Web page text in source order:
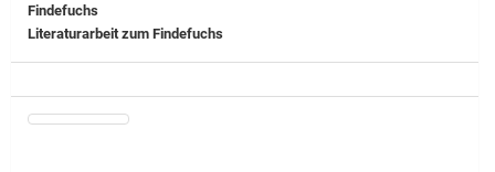
Findefuchs
Literaturarbeit zum Findefuchs